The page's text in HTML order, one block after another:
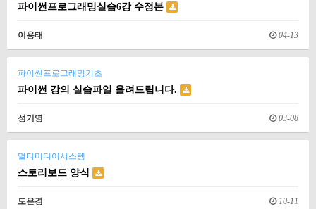
파이썬프로그래밍실습6강 수정본
이용태 04-13
파이썬프로그래밍기초
파이썬 강의 실습파일 올려드립니다.
성기영 03-08
멀티미디어시스템
스토리보드 양식
도은경 10-11